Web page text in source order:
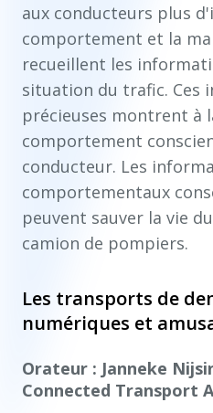
aux conducteurs plus
comportement et la
recueillent les
situation du trafic. Ces
précieuses montrent à
comportement
conducteur. Les
comportementaux
peuvent sauver la vie
camion de pompiers.
Les transports de
numériques et
Orateur : Janneke
Connected Transport